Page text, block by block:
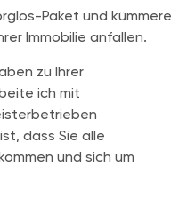
Paket und kümmere
Immobilie anfallen.
zu Ihrer
ich mit
dass Sie alle
und sich um